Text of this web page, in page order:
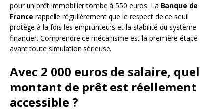
pour un prêt immobilier tombe à 550 euros. La Banque de
France rappelle régulièrement que le respect de ce seuil
protège à la fois les emprunteurs et la stabilité du système
financier. Comprendre ce mécanisme est la première étape
avant toute simulation sérieuse.
Avec 2 000 euros de salaire, quel
montant de prêt est réellement
accessible ?